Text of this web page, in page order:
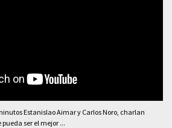
Estanislao Aimar y Carlos Noro, charlan
ser el mejor ...